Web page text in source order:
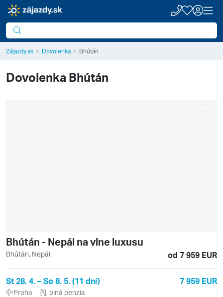
Zájazdy.sk Dovolenka Bhútán
Dovolenka Bhútán
Bhútán - Nepál na vlne luxusu
Bhútán, Nepál od 7 959 EUR
St 28. 4. – So 8. 5. (11 dní) 7 959 EUR
Praha plná penzia